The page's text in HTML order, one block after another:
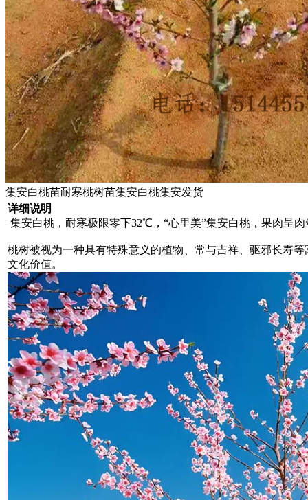
集安白桃苗耐寒桃树苗集安白桃集安发货
详细说明
集安白桃，耐寒极限零下32℃，“心里美”集安白桃，果肉呈
桃树被视为一种具有特殊意义的植物、常与吉祥、驱邪长寿
文化价值。